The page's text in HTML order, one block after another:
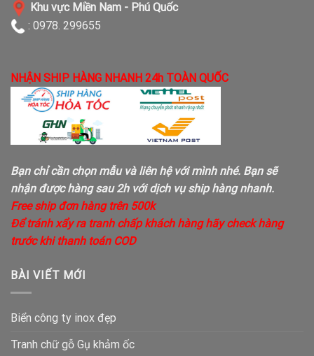
Khu vực Miền Nam - Phú Quốc
: 0978. 299655
NHẬN SHIP HÀNG NHANH 24h TOÀN QUỐC
Bạn chỉ cần chọn mẫu và liên hệ với mình nhé. Bạn sẽ
nhận được hàng sau 2h với dịch vụ ship hàng nhanh.
Free ship đơn hàng trên 500k
Để tránh xẩy ra tranh chấp khách hàng hãy check hàng
trước khi thanh toán COD
BÀI VIẾT MỚI
Biển công ty inox đẹp
Tranh chữ gỗ Gụ khảm ốc